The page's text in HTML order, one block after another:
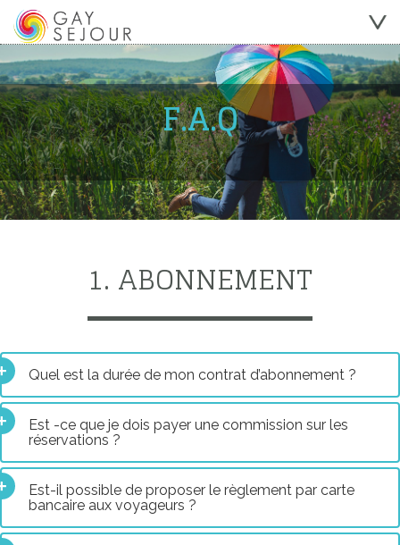
F.A.Q
1. ABONNEMENT
Quel est la durée de mon contrat d’abonnement ?
Est -ce que je dois payer une commission sur les
réservations ?
Est-il possible de proposer le règlement par carte
bancaire aux voyageurs ?